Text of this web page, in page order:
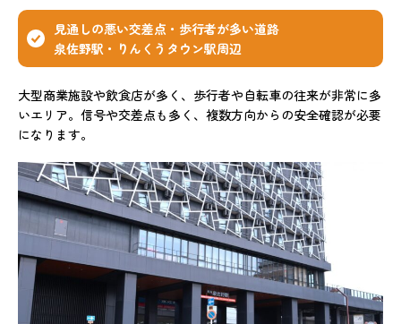
見通しの悪い交差点・歩行者が多い道路
泉佐野駅・りんくうタウン駅周辺
大型商業施設や飲食店が多く、歩行者や自転車の往来が非常に多
いエリア。信号や交差点も多く、複数方向からの安全確認が必要
になります。